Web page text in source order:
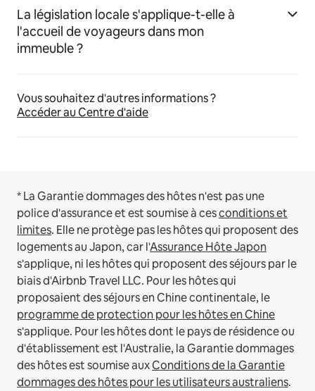
La législation locale s'applique-t-elle à
l'accueil de voyageurs dans mon
immeuble ?
Vous souhaitez d'autres informations ?
Accéder au Centre d'aide
* La Garantie dommages des hôtes n'est pas une
police d'assurance et est soumise à cesconditions et
limites. Elle ne protège pas les hôtes qui proposent des
logements au Japon, car l'Assurance Hôte Japon
s'applique, ni les hôtes qui proposent des séjours par le
biais d'Airbnb Travel LLC. Pour les hôtes qui
proposaient des séjours en Chine continentale, le
programme de protection pour les hôtes en Chine
s'applique. Pour les hôtes dont le pays de résidence ou
d'établissement est l'Australie, la Garantie dommages
des hôtes est soumise auxConditions de la Garantie
dommages des hôtes pour les utilisateurs australiens.